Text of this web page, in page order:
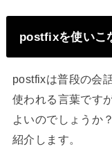
postfixを使いこ
postfixは普段の会
使われる言葉です
よいのでしょうか
紹介します。